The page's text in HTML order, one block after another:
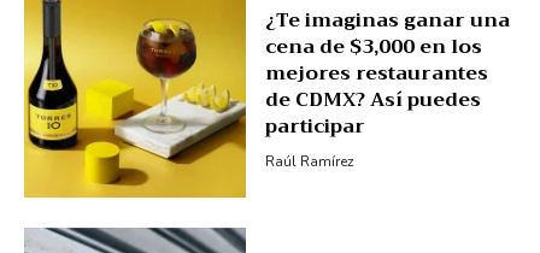
¿Te imaginas ganar una
cena de $3,000 en los
mejores restaurantes
de CDMX? Así puedes
participar
Raúl Ramírez